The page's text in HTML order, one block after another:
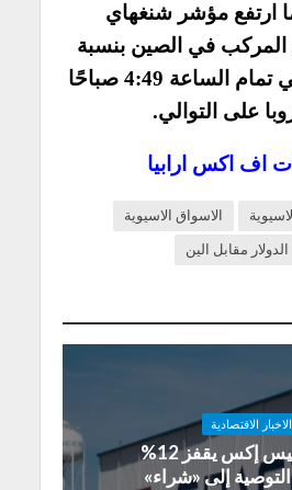
ارتفع مؤشر شنغهاي
في الصين بنسبة
0.75٪ و 0.60٪ في تمام الساعة 4:49 صباحًا
على التوالي.
اف اكس ارابيا
الاسواق الاسيوية
الدولار مقابل الين
الاخبار الاقتصادية
سهم سبيس إكس يقفز 12%
إلى «شراء»